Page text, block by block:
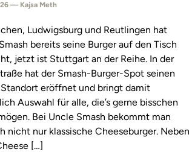
— Kajsa Meth
Ludwigsburg und Reutlingen hat
bereits seine Burger auf den Tisch
jetzt ist Stuttgart an der Reihe. In der
hat der Smash-Burger-Spot seinen
eröffnet und bringt damit
Auswahl für alle, die’s gerne bisschen
Bei Uncle Smash bekommt man
nicht nur klassische Cheeseburger. Neben
[…]